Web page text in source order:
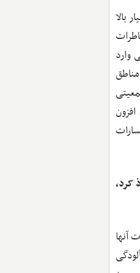
بالا
وارد
کرد،
آنها